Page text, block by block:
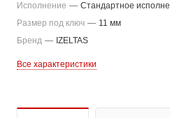
Исполнение — Стандартное
Размер под ключ — 11 мм
Бренд — IZELTAS
Все характеристики